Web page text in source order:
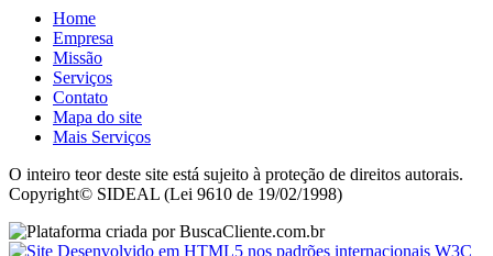
Home
Empresa
Missão
Serviços
Contato
Mapa do site
Mais Serviços
O inteiro teor deste site está sujeito à proteção de direitos autorais.
Copyright© SIDEAL (Lei 9610 de 19/02/1998)